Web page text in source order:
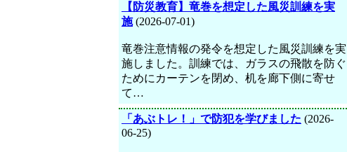
【防災教育】竜巻を想定した風災訓練を実
施(2026-07-01)
竜巻注意情報の発令を想定した風災訓練を実
施しました。訓練では、ガラスの飛散を防ぐ
ためにカーテンを閉め、机を廊下側に寄せ
て…
「あぶトレ！」で防犯を学びました (2026-
06-25)